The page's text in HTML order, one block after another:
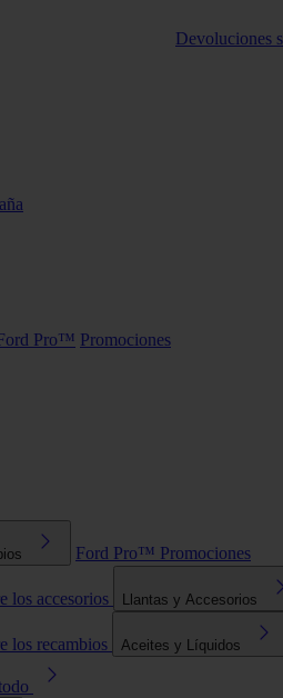
Devoluciones
Pro™ Promociones
Ford Pro™ Promociones
los accesorios Llantas y Accesorios
los recambios Aceites y Líquidos